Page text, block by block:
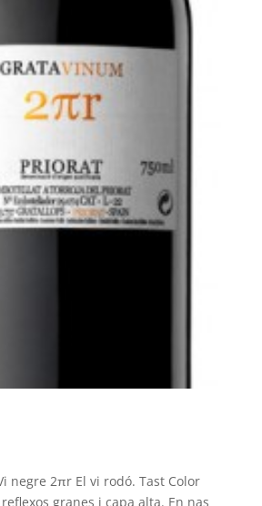
negre 2πr El vi rodó. Tast Color
granes i capa alta. En nas